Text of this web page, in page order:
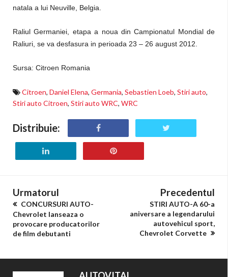
natala a lui Neuville, Belgia.
Raliul Germaniei, etapa a noua din Campionatul Mondial de
Raliuri, se va desfasura in perioada 23 – 26 august 2012.
Sursa: Citroen Romania
Citroen, Daniel Elena, Germania, Sebastien Loeb, Stiri auto,
Stiri auto Citroen, Stiri auto WRC, WRC
Distribuie:
Urmatorul
CONCURSURI AUTO-
Chevrolet lanseaza o
provocare producatorilor
de film debutanti
Precedentul
STIRI AUTO-A 60-a
aniversare a legendarului
autovehicul sport,
Chevrolet Corvette